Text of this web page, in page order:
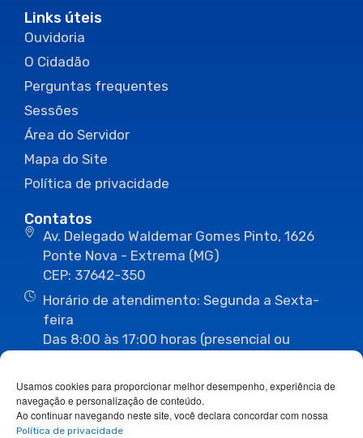
Usamos cookies para proporcionar melhor desempenho, experiência de
navegação e personalização de conteúdo.
Ao continuar navegando neste site, você declara concordar com nossa
Política de privacidade
Links úteis
Ouvidoria
O Cidadão
Perguntas frequentes
Sessões
Área do Servidor
Mapa do Site
Política de privacidade
Contatos
Av. Delegado Waldemar Gomes Pinto, 1626
Ponte Nova - Extrema (MG)
CEP: 37642-350
Horário de atendimento: Segunda a Sexta-
feira
Das 8:00 às 17:00 horas (presencial ou
(35) 3435-1112 (35) 3435-3063
ouvidoria@camaraextrema.mg.gov.br
imprensa@camaraextrema.mg.gov.br
Siga-nos: